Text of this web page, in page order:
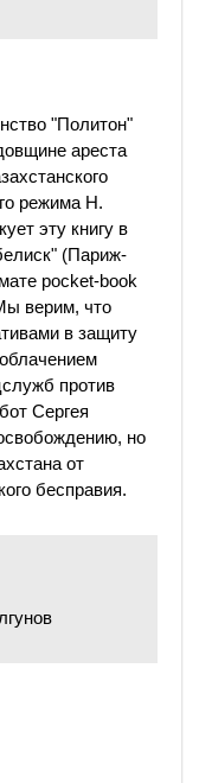
"Политон"
ареста
режима Н.
эту книгу в
(Париж-
pocket-book
верим, что
в защиту
против
Сергея
но
от
бесправия.